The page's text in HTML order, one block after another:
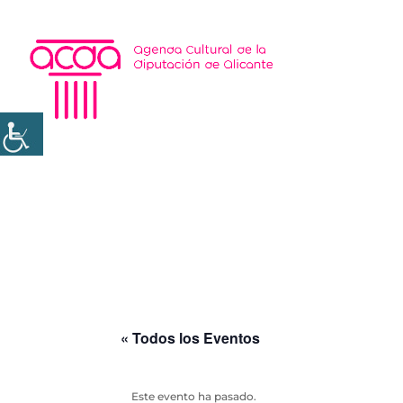
« Todos los Eventos
Este evento ha pasado.